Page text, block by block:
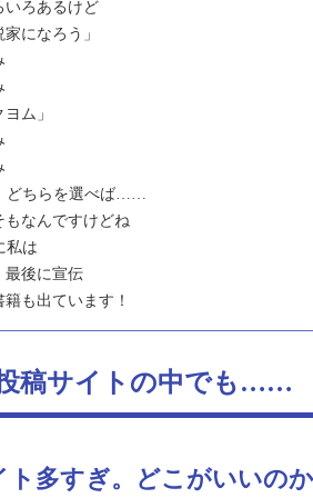
いろあるけど
家になろう」
ヨム」
どちらを選べば……
もなんですけどね
私は
最後に宣伝
籍も出ています！
稿サイトの中でも……
ト多すぎ。どこがいいの